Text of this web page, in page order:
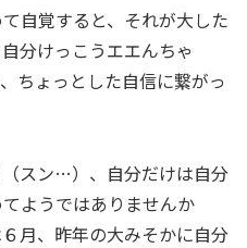
自覚すると、それが大した
分けっこうエエんちゃ
ちょっとした自信に繋がっ
スン…）、自分だけは自分
ようではありませんか
月、昨年の大みそかに自分